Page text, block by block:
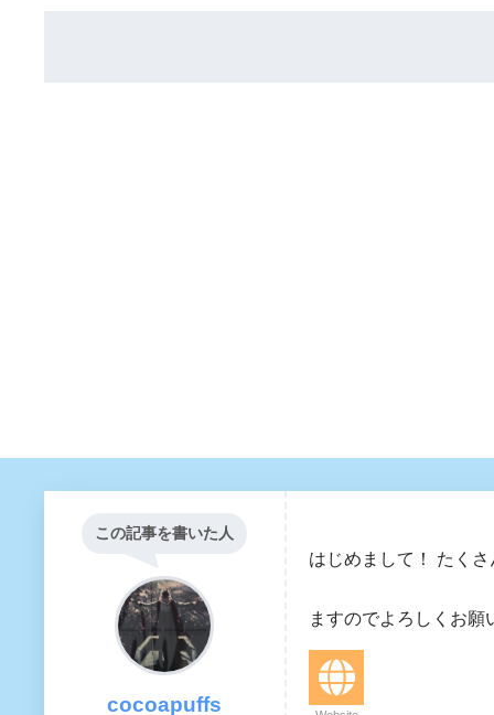
この記事を書いた人
cocoapuffs
はじめまして！ たく
ますのでよろしくお